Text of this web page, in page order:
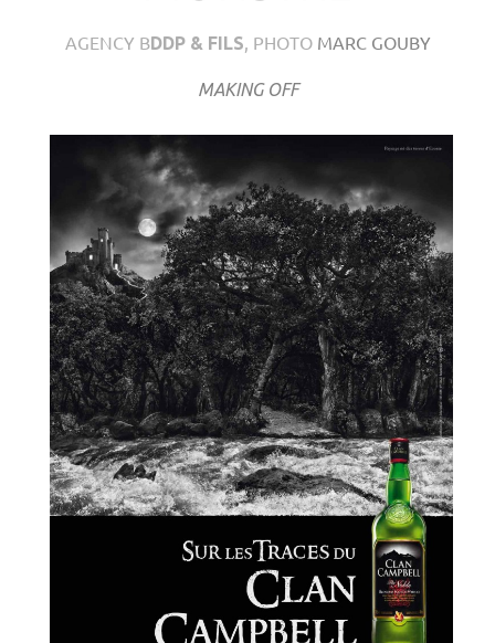
AGENCY BDDP & FILS, PHOTO MARC GOUBY
MAKING OFF